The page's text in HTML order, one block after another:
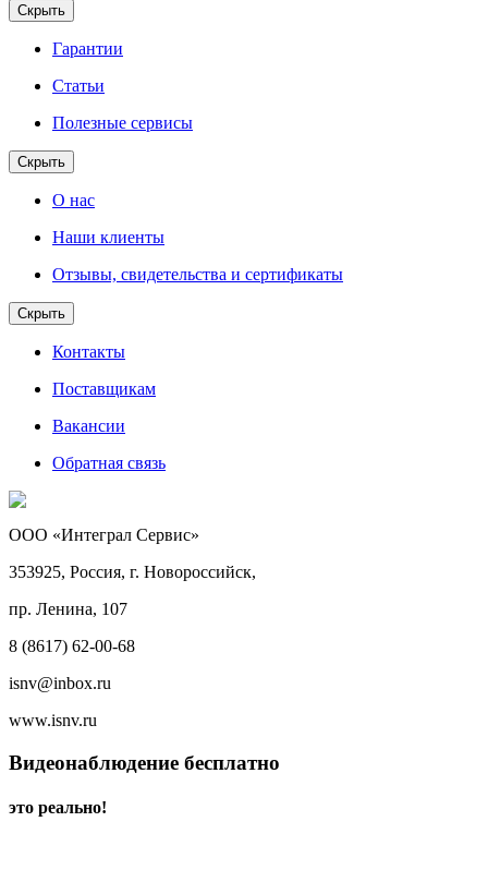
Скрыть
Гарантии
Статьи
Полезные сервисы
Скрыть
О нас
Наши клиенты
Отзывы, свидетельства и сертификаты
Скрыть
Контакты
Поставщикам
Вакансии
Обратная связь
ООО «Интеграл Сервис»
353925, Россия, г. Новороссийск,
пр. Ленина, 107
8 (8617) 62-00-68
isnv@inbox.ru
www.isnv.ru
Видеонаблюдение бесплатно
это реально!